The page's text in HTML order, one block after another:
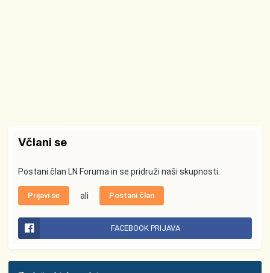
Včlani se
Postani član LN Foruma in se pridruži naši skupnosti.
Prijavi se ali Postani član
FACEBOOK PRIJAVA